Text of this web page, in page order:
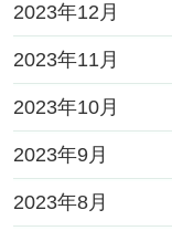
2023年12月
2023年11月
2023年10月
2023年9月
2023年8月